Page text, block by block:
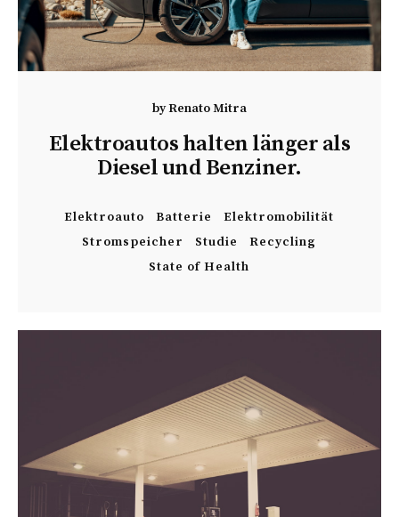
byRenato Mitra
Elektroautos halten länger als
Diesel und Benziner.
Elektroauto Batterie
Elektromobilität
Stromspeicher
Studie
Recycling
State of Health